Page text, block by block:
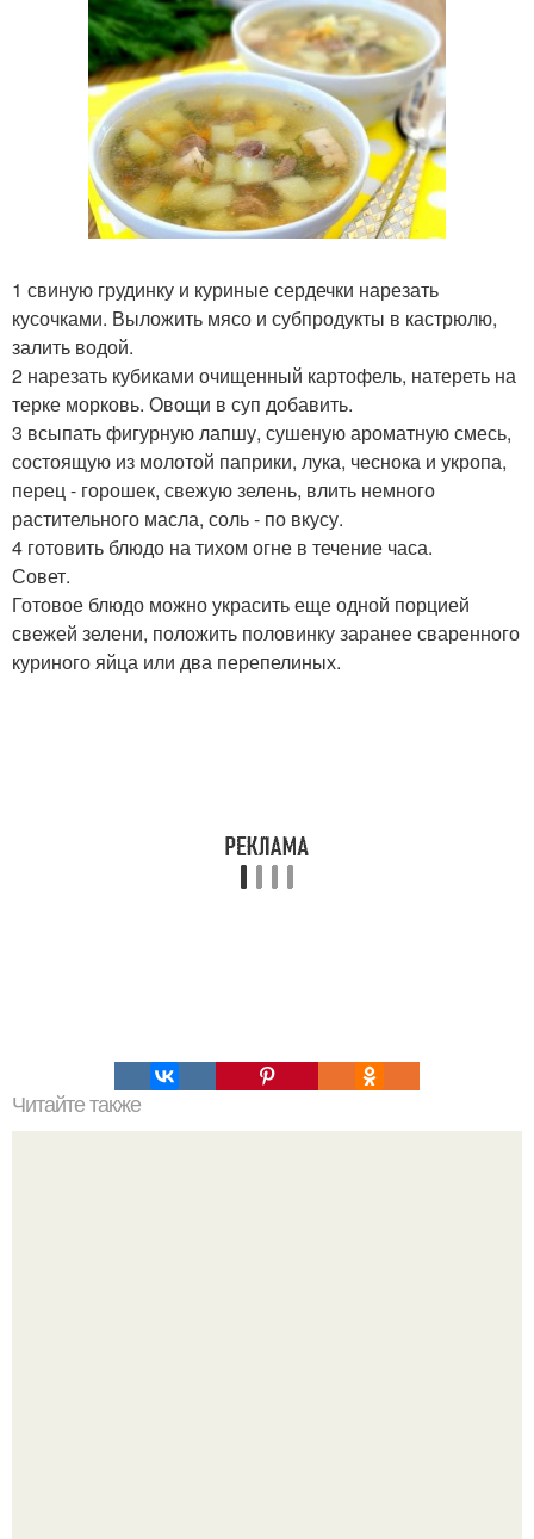
1 свиную грудинку и куриные сердечки нарезать
кусочками. Выложить мясо и субпродукты в кастрюлю,
залить водой.
2 нарезать кубиками очищенный картофель, натереть на
терке морковь. Овощи в суп добавить.
3 всыпать фигурную лапшу, сушеную ароматную смесь,
состоящую из молотой паприки, лука, чеснока и укропа,
перец - горошек, свежую зелень, влить немного
растительного масла, соль - по вкусу.
4 готовить блюдо на тихом огне в течение часа.
Совет.
Готовое блюдо можно украсить еще одной порцией
свежей зелени, положить половинку заранее сваренного
куриного яйца или два перепелиных.
Читайте также